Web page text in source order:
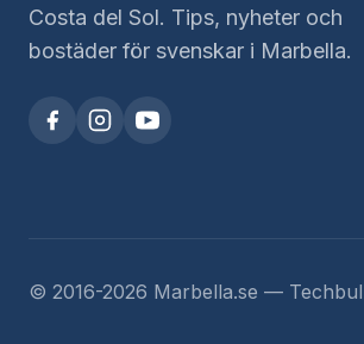
Costa del Sol. Tips, nyheter och
bostäder för svenskar i Marbella.
© 2016-2026 Marbella.se —